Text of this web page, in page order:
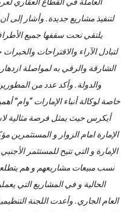
العاملة في القطاع العقاري
لتنفيذ مشاريع جديدة. وأشار
يلتقي تحت سقفها جميع
لتبادل الآراء والاقتراحات
الشارقة والرقي به لمواصلة
والدولة. وأكد عدد من
خاصة لوكالة أنباء الإمارات “وام”
أيكرس حيث يمثل فرصة مثالية
الإمارة امام الزوار و المستثمرين
الإمارة و التي تتيح للمستثمر
نسب مبيعات مشاريعهم و هم
الحالية و في المشاريع التي
العام الجاري. وأعدت اللجنة